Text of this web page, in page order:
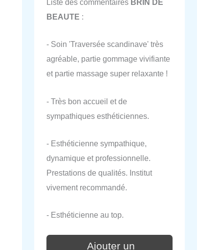
Liste des commentaires BRIN DE
BEAUTE :
- Soin 'Traversée scandinave' très
agréable, partie gommage vivifiante
et partie massage super relaxante !
- Très bon accueil et de
sympathiques esthéticiennes.
- Esthéticienne sympathique,
dynamique et professionnelle.
Prestations de qualités. Institut
vivement recommandé.
- Esthéticienne au top.
Ajouter un